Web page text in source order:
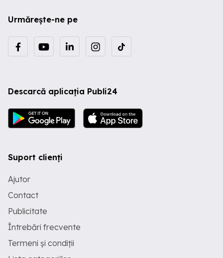
Urmărește-ne pe
Descarcă aplicația Publi24
Suport clienți
Ajutor
Contact
Publicitate
Întrebări frecvente
Termeni și condiții